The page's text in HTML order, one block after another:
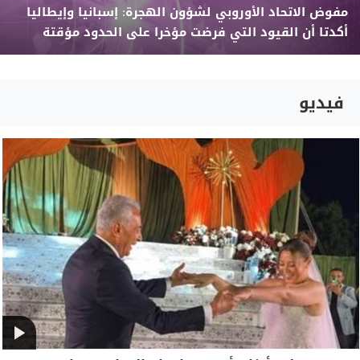
مفوض الاتحاد الأوروبي لشؤون الهجرة: إسبانيا وإيطاليا
أكدتا أن القيود التي فرضت مؤخرا على الحدود مؤقتة
فيديو